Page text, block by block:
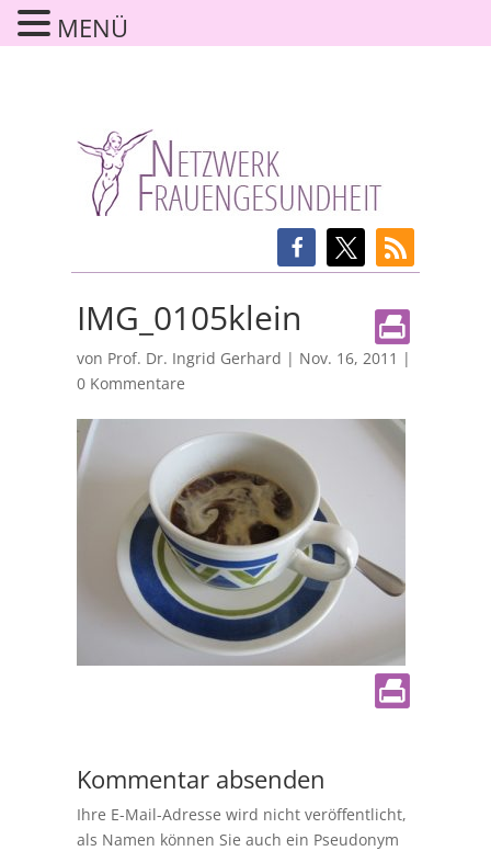
IMG_0105klein
von Prof. Dr. Ingrid Gerhard | Nov. 16, 2011 |
0 Kommentare
Kommentar absenden
Ihre E-Mail-Adresse wird nicht veröffentlicht,
als Namen können Sie auch ein Pseudonym
MENÜ